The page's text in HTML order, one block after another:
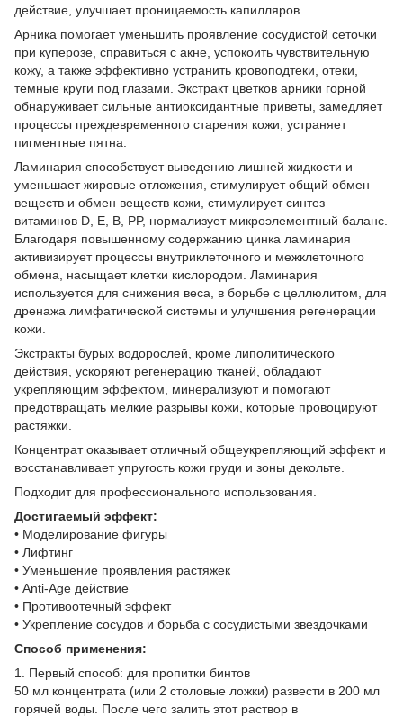
действие, улучшает проницаемость капилляров.
Арника помогает уменьшить проявление сосудистой сеточки
при куперозе, справиться с акне, успокоить чувствительную
кожу, а также эффективно устранить кровоподтеки, отеки,
темные круги под глазами. Экстракт цветков арники горной
обнаруживает сильные антиоксидантные приветы, замедляет
процессы преждевременного старения кожи, устраняет
пигментные пятна.
Ламинария способствует выведению лишней жидкости и
уменьшает жировые отложения, стимулирует общий обмен
веществ и обмен веществ кожи, стимулирует синтез
витаминов D, E, B, PP, нормализует микроэлементный баланс.
Благодаря повышенному содержанию цинка ламинария
активизирует процессы внутриклеточного и межклеточного
обмена, насыщает клетки кислородом. Ламинария
используется для снижения веса, в борьбе с целлюлитом, для
дренажа лимфатической системы и улучшения регенерации
кожи.
Экстракты бурых водорослей, кроме липолитического
действия, ускоряют регенерацию тканей, обладают
укрепляющим эффектом, минерализуют и помогают
предотвращать мелкие разрывы кожи, которые провоцируют
растяжки.
Концентрат оказывает отличный общеукрепляющий эффект и
восстанавливает упругость кожи груди и зоны декольте.
Подходит для профессионального использования.
Достигаемый эффект:
• Моделирование фигуры
• Лифтинг
• Уменьшение проявления растяжек
• Anti-Age действие
• Противоотечный эффект
• Укрепление сосудов и борьба с сосудистыми звездочками
Способ применения:
1. Первый способ: для пропитки бинтов
50 мл концентрата (или 2 столовые ложки) развести в 200 мл
горячей воды. После чего залить этот раствор в